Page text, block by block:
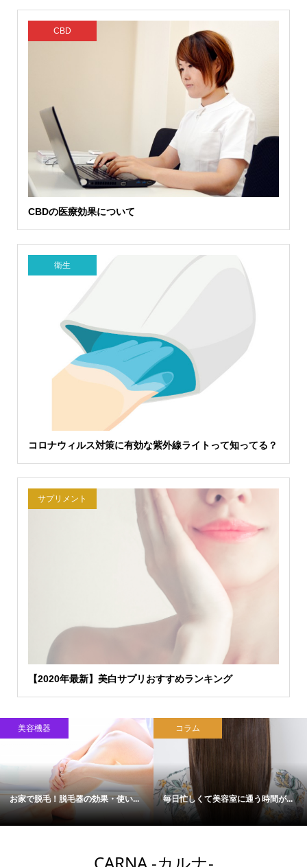
CBD
CBDの医療効果について
衛生
コロナウィルス対策に有効な紫外線ライトって知ってる？
サプリメント
【2020年最新】美白サプリおすすめランキング
美容機器
お家で脱毛！脱毛器の効果・使い...
コラム
毎日忙しくて美容室に通う時間が...